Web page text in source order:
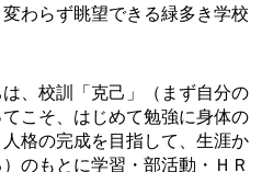
わらず眺望できる緑多き学校
、校訓「克己」（まず自分の
こそ、はじめて勉強に身体の
格の完成を目指して、生涯か
のもとに学習・部活動・ＨＲ